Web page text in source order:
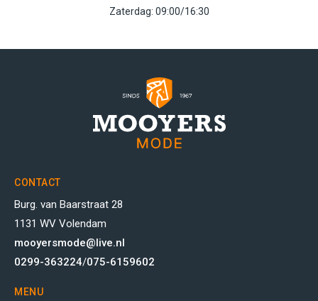
Zaterdag: 09:00/16:30
CONTACT
Burg. van Baarstraat 28
1131 WV Volendam
mooyersmode@live.nl
0299-363224/075-6159602
MENU